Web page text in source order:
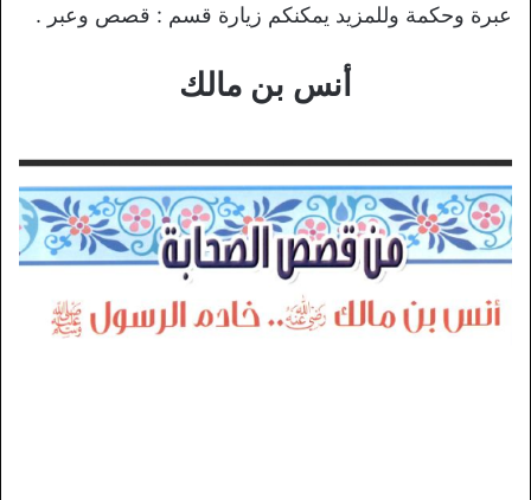
عبرة وحكمة وللمزيد يمكنكم زيارة قسم : قصص وعبر .
أنس بن مالك